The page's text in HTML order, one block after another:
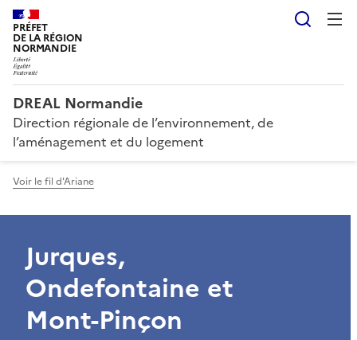
PRÉFET
DE LA RÉGION
NORMANDIE
DREAL Normandie
Direction régionale de l’environnement, de
l’aménagement et du logement
Voir le fil d'Ariane
Jurques,
Ondefontaine et
Mont-Pinçon